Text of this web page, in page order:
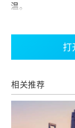
温。
浦区、松江区
中，杨浦地块
江地块被中铁
于虹口区和青
打
相关推荐